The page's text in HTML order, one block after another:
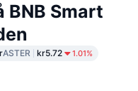
Smart
ASTER kr5.72 1.01%